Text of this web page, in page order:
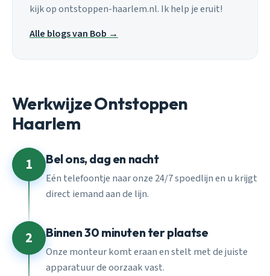
kijk op ontstoppen-haarlem.nl. Ik help je eruit!
Alle blogs van Bob →
Werkwijze Ontstoppen
Haarlem
1 Bel ons, dag en nacht
Eén telefoontje naar onze 24/7 spoedlijn en u krijgt
direct iemand aan de lijn.
2 Binnen 30 minuten ter plaatse
Onze monteur komt eraan en stelt met de juiste
apparatuur de oorzaak vast.